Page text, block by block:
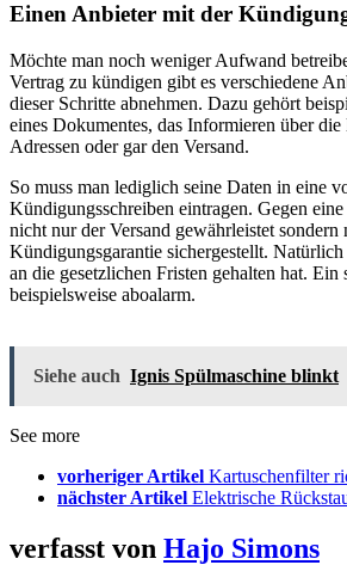
Einen Anbieter mit der
Möchte man noch weniger Aufwand
Vertrag zu kündigen gibt es verschiedene
dieser Schritte abnehmen. Dazu gehört
eines Dokumentes, das Informieren über
Adressen oder gar den Versand.
So muss man lediglich seine Daten in eine
Kündigungsschreiben eintragen. Gegen
nicht nur der Versand gewährleistet sondern
Kündigungsgarantie sichergestellt.
an die gesetzlichen Fristen gehalten hat.
beispielsweise aboalarm.
Siehe auch Ignis Spülmaschine blinkt
See more
vorheriger Artikel Kartuschenfilter
nächster Artikel Elektrische
verfasst von Hajo Simons